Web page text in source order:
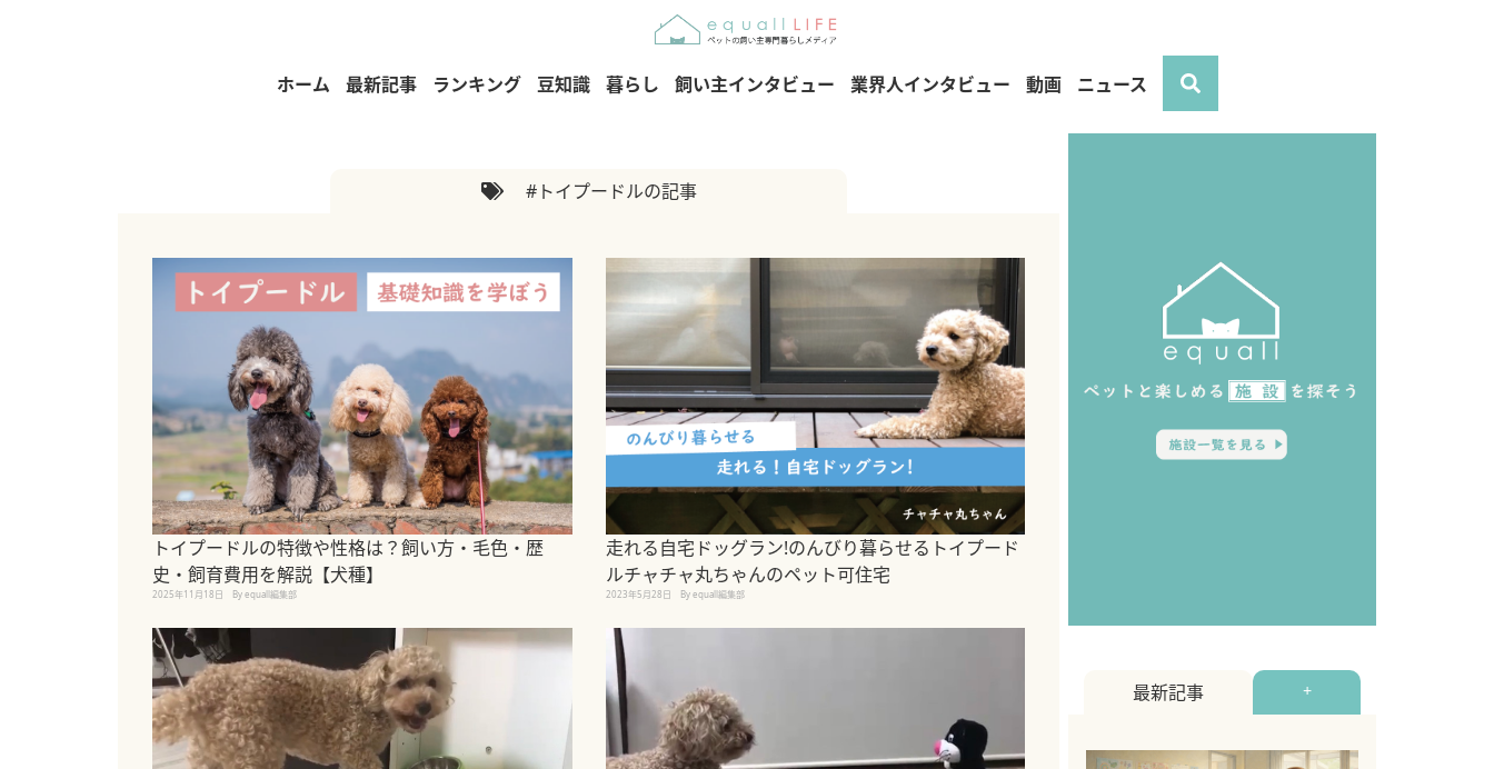
ホーム 最新記事 ランキング 豆知識 暮らし 飼い主インタビュー 業界人インタビュー 動画 ニュース
#トイプードルの記事
トイプードルの特徴や性格は？飼い方・毛色・歴
史・飼育費用を解説【犬種】
2025年11月18日 By equall編集部
走れる自宅ドッグラン!のんびり暮らせるトイプード
ルチャチャ丸ちゃんのペット可住宅
2023年5月28日 By equall編集部
最新記事 +